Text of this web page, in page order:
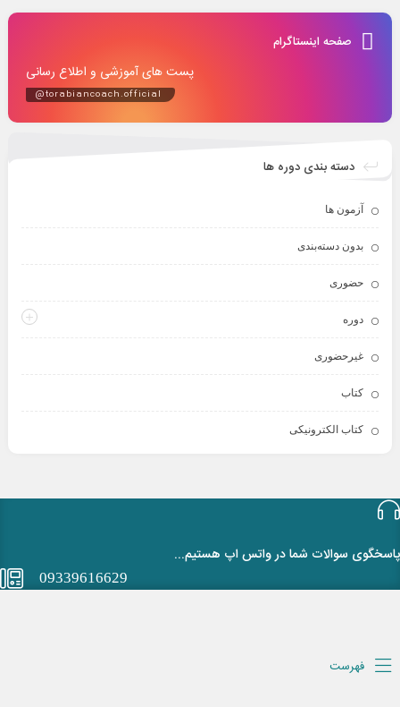
صفحه اینستاگرام
پست های آموزشی و اطلاع رسانی
@torabiancoach.official
دسته بندی دوره ها
آزمون ها
بدون دسته‌بندی
حضوری
دوره
غیرحضوری
کتاب
کتاب الکترونیکی
پاسخگوی سوالات شما در واتس اپ هستیم...
09339616629
فهرست